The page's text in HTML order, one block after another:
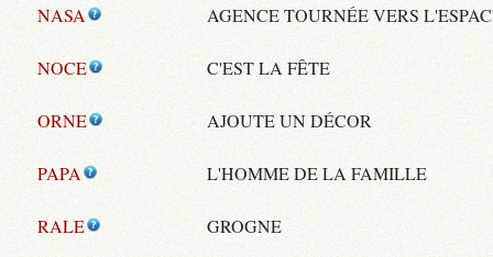
NASA AGENCE TOURNÉE VERS
NOCE C'EST LA FÊTE
ORNE AJOUTE UN DÉCOR
PAPA L'HOMME DE LA FAMILLE
RALE GROGNE